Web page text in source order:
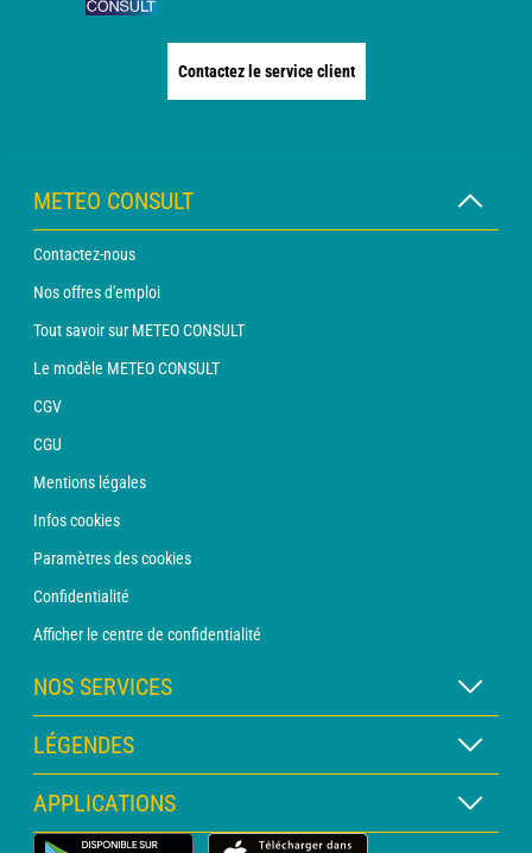
Contactez le service client
METEO CONSULT
Contactez-nous
Nos offres d'emploi
Tout savoir sur METEO CONSULT
Le modèle METEO CONSULT
CGV
CGU
Mentions légales
Infos cookies
Paramètres des cookies
Confidentialité
Afficher le centre de confidentialité
NOS SERVICES
Abonnement METEO Xpert
Abonnement METEO PRO
Consultation avec un prévisionniste
LÉGENDES
Légende des cartes
Légende des pictogrammes
APPLICATIONS